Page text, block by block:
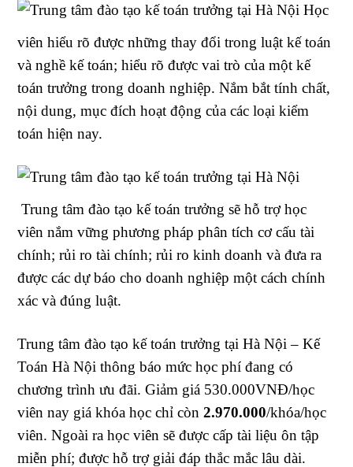
Học
viên hiểu rõ được những thay đổi trong luật kế toán
và nghề kế toán; hiểu rõ được vai trò của một kế
toán trưởng trong doanh nghiệp. Nắm bắt tính chất,
nội dung, mục đích hoạt động của các loại kiểm
toán hiện nay.
Trung tâm đào tạo kế toán trưởng sẽ hỗ trợ học
viên nắm vững phương pháp phân tích cơ cấu tài
chính; rủi ro tài chính; rủi ro kinh doanh và đưa ra
được các dự báo cho doanh nghiệp một cách chính
xác và đúng luật.
Trung tâm đào tạo kế toán trưởng tại Hà Nội – Kế
Toán Hà Nội thông báo mức học phí đang có
chương trình ưu đãi. Giảm giá 530.000VNĐ/học
viên nay giá khóa học chỉ còn2.970.000/khóa/học
viên. Ngoài ra học viên sẽ được cấp tài liệu ôn tập
miễn phí; được hỗ trợ giải đáp thắc mắc lâu dài.